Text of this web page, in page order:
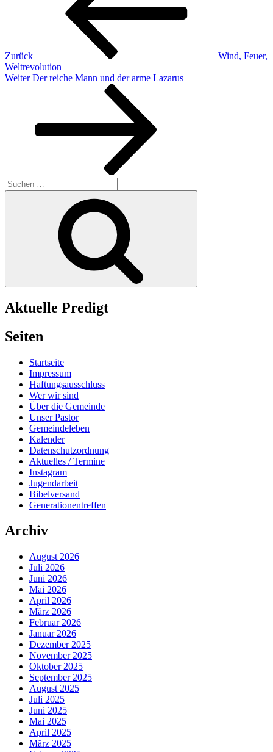
Zurück
Wind, Feuer,
Weltrevolution
Nächster
Weiter Der reiche Mann und der arme Lazarus
Suchen
nach:
Aktuelle Predigt
Seiten
Startseite
Impressum
Haftungsausschluss
Wer wir sind
Über die Gemeinde
Unser Pastor
Gemeindeleben
Kalender
Datenschutzordnung
Aktuelles / Termine
Instagram
Jugendarbeit
Bibelversand
Generationentreffen
Archiv
August 2026
Juli 2026
Juni 2026
Mai 2026
April 2026
März 2026
Februar 2026
Januar 2026
Dezember 2025
November 2025
Oktober 2025
September 2025
August 2025
Juli 2025
Juni 2025
Mai 2025
April 2025
März 2025